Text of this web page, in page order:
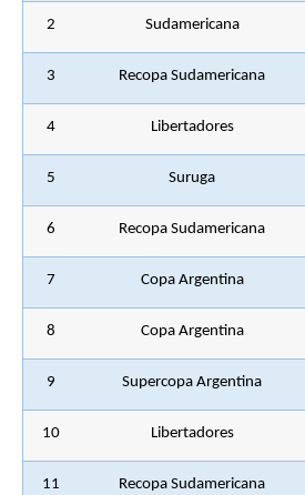
2 Sudamericana
3 Recopa Sudamericana
4 Libertadores
5 Suruga
6 Recopa Sudamericana
7 Copa Argentina
8 Copa Argentina
9 Supercopa Argentina
10 Libertadores
11 Recopa Sudamericana